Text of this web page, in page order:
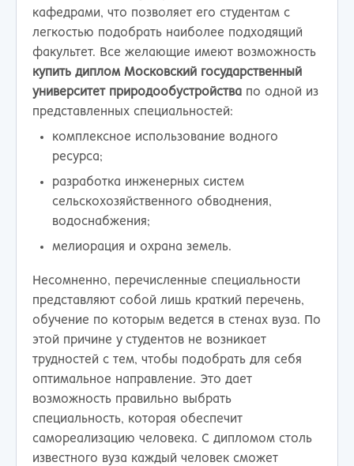
кафедрами, что позволяет его студентам с
легкостью подобрать наиболее подходящий
факультет. Все желающие имеют возможность
купить диплом Московский государственный
университет природообустройства по одной из
представленных специальностей:
комплексное использование водного
ресурса;
разработка инженерных систем
сельскохозяйственного обводнения,
водоснабжения;
мелиорация и охрана земель.
Несомненно, перечисленные специальности
представляют собой лишь краткий перечень,
обучение по которым ведется в стенах вуза. По
этой причине у студентов не возникает
трудностей с тем, чтобы подобрать для себя
оптимальное направление. Это дает
возможность правильно выбрать
специальность, которая обеспечит
самореализацию человека. С дипломом столь
известного вуза каждый человек сможет